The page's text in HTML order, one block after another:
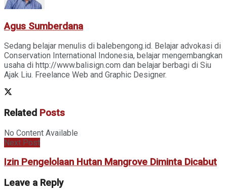
Agus Sumberdana
Sedang belajar menulis di balebengong.id. Belajar advokasi di
Conservation International Indonesia, belajar mengembangkan
usaha di http://www.balisign.com dan belajar berbagi di Siu
Ajak Liu. Freelance Web and Graphic Designer.
Related Posts
No Content Available
Next Post
Izin Pengelolaan Hutan Mangrove Diminta Dicabut
Leave a Reply